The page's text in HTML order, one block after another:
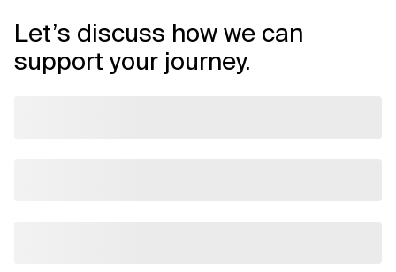
Let’s discuss how we can
support your journey.